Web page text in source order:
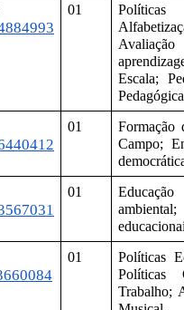
01
Políticas
Escala;
01
Formação
Campo;
01
01
Políticas
Políticas
Trabalho;